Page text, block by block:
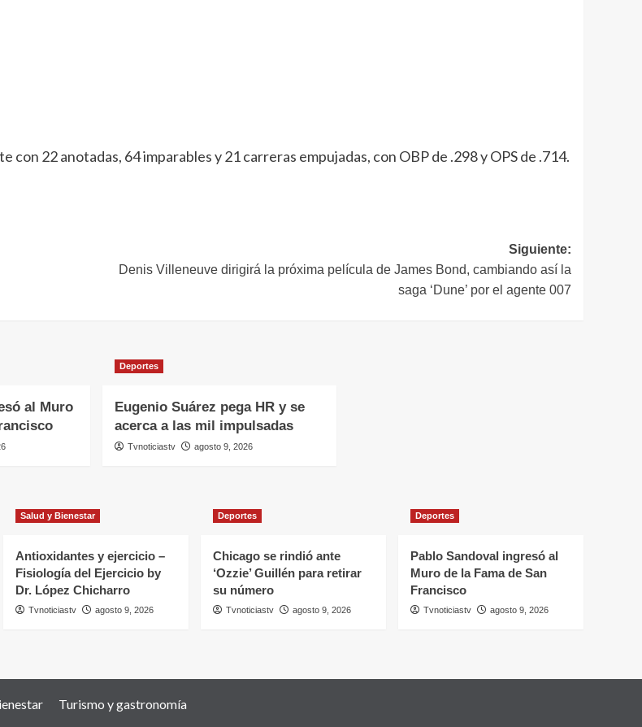
con 22 anotadas, 64 imparables y 21 carreras empujadas, con OBP de .298 y OPS de .714.
Siguiente:
Denis Villeneuve dirigirá la próxima película de James Bond, cambiando así la
saga ‘Dune’ por el agente 007
al Muro
Deportes
Eugenio Suárez pega HR y se
acerca a las mil impulsadas
Tvnoticiastv agosto 9, 2026
Salud y Bienestar
Antioxidantes y ejercicio –
Fisiología del Ejercicio by
Dr. López Chicharro
Tvnoticiastv agosto 9, 2026
Deportes
Chicago se rindió ante
‘Ozzie’ Guillén para retirar
su número
Tvnoticiastv agosto 9, 2026
Deportes
Pablo Sandoval ingresó al
Muro de la Fama de San
Francisco
Tvnoticiastv agosto 9, 2026
Turismo y gastronomía